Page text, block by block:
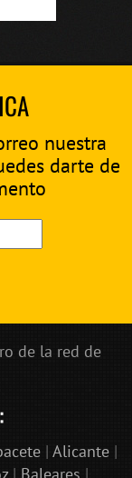
nuestra
darte de
de la red de
| Alicante|